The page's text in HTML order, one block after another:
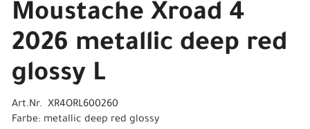
Moustache Xroad 4
2026 metallic deep red
glossy L
Art.Nr. XR4ORL600260
Farbe: metallic deep red glossy